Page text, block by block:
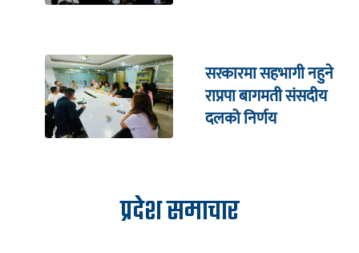
सरकारमा सहभागी नहुने
राप्रपा बागमती संसदीय
दलको निर्णय
प्रदेश समाचार